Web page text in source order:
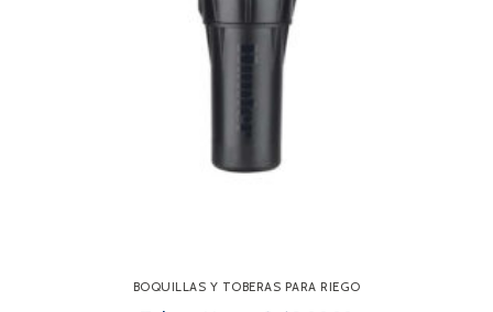
BOQUILLAS Y TOBERAS PARA RIEGO